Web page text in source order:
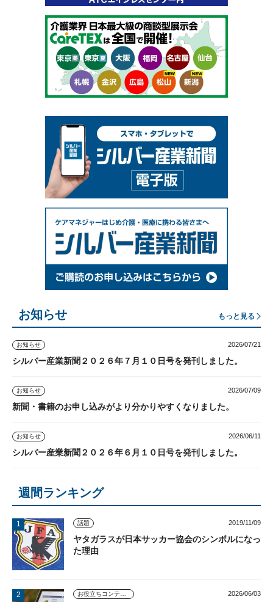
お知らせ もっと見る
お知らせ 2026/07/21
シルバー産業新聞２０２６年７月１０日号を発刊しました。
お知らせ 2026/07/09
新聞・書籍のお申し込みがより分かりやすくなりました。
お知らせ 2026/06/11
シルバー産業新聞２０２６年６月１０日号を発刊しました。
週間ランキング
話題 2019/11/09
ヤタガラスが日本サッカー協会のシンボルになっ
た理由
2026/06/03